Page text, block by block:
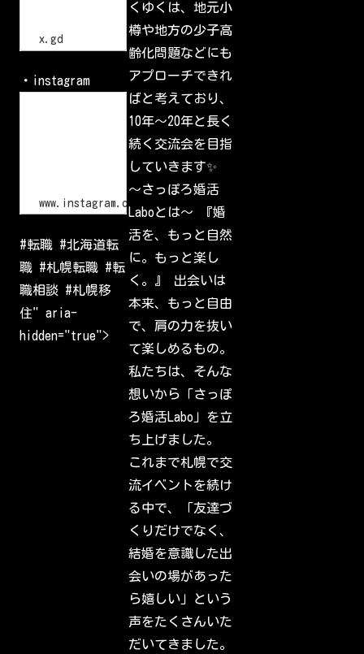
/
/
x
.
g
d
/
p
l
d
x.gd
・instagram
L
o
g
i
n
•
I
n
g
a
W
l
o
b
a
c
k
t
o
I
n
t
a
g
r
a
.
S
i
n
i
n
o
c
h
www.instagram.com
#転職 #北海道転
職 #札幌転職 #転
職相談 #札幌移
住" aria-
hidden="true">
くゆくは、地元小
樽や地方の少子高
齢化問題などにも
アプローチできれ
ばと考えており、
10年〜20年と長く
続く交流会を目指
していきます✨
〜さっぽろ婚活
Laboとは〜 『婚
活を、もっと自然
に。もっと楽し
く。』 出会いは
本来、もっと自由
で、肩の力を抜い
て楽しめるもの。
私たちは、そんな
想いから「さっぽ
ろ婚活Labo」を立
ち上げました。
これまで札幌で交
流イベントを続け
る中で、「友達づ
くりだけでなく、
結婚を意識した出
会いの場があった
ら嬉しい」という
声をたくさんいた
だいてきました。